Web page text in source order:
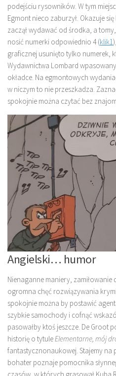
podejściu rysowników. W tym
Egmont nieco zaburzył. Okazuje
zaczął wydawać od środka, a
nosić numerki odpowiednio 4 (klik1
graficznej usunięto tylko numerek,
Wydawnictwa Lombard
okładce. Na egmontowych
w niczym to nie przeszkadza.
spokojnie można czytać bez
Angielski… humor
Nienaganne maniery,
ogromna chęć rozwiązywania
spokojnie można by postawić
szybkie samochody i cofnąć
pasowałby ktoś jeszcze. De Groot
historię o tytuleElementarne, mój
fantastycznonaukowej. Stajemy na
bohater poznaje pomocnika